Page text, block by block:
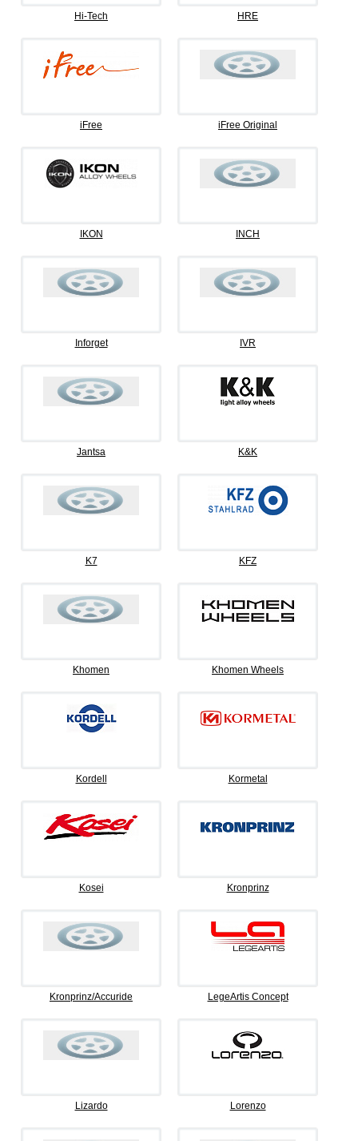
Hi-Tech HRE
iFree iFree Original
IKON INCH
Inforget IVR
Jantsa K&K
K7 KFZ
Khomen Khomen Wheels
Kordell Kormetal
Kosei Kronprinz
Kronprinz/Accuride LegeArtis Concept
Lizardo Lorenzo